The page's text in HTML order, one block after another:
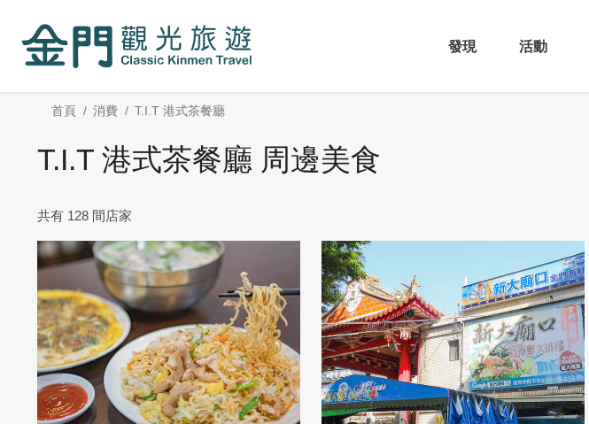
內
發現
活動
首頁 消費 T.I.T 港式茶餐廳
T.I.T 港式茶餐廳 周邊美食
共有 128 間店家